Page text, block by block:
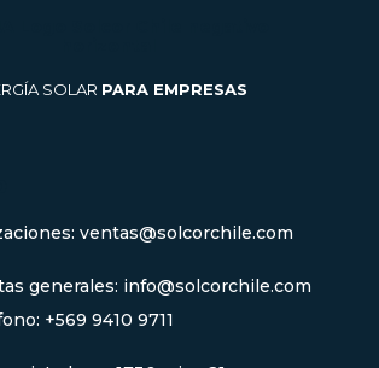
SOLAR PARA EMPRESAS
ventas@solcorchile.com
generales: info@solcorchile.com
+569 9410 9711